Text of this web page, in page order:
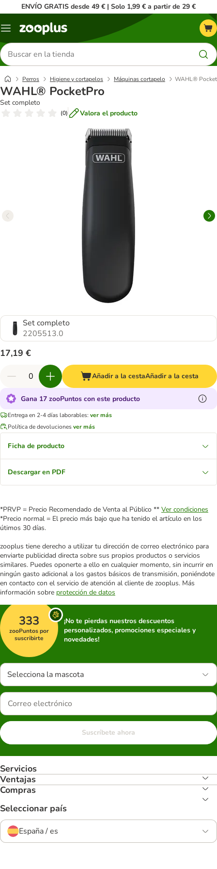
ENVÍO GRATIS desde 49 € | Solo 1,99 € a partir de 29 €
Menú
Buscar
productos
Perros Higiene y cortapelos Máquinas cortapelo WAHL®
WAHL® PocketPro
Set completo
(0) Valora el producto
Set completo
2205513.0
17,19 €
Añadir a la cestaAñadir a la cesta
Gana 17 zooPuntos con este producto
Entrega en 2-4 días laborables: ver más
Política de devolucionesver más
Ficha de producto
Descargar en PDF
*PRVP = Precio Recomendado de Venta al Público ** Ver condiciones
*Precio normal = El precio más bajo que ha tenido el artículo en los
útimos 30 días.
zooplus tiene derecho a utilizar tu dirección de correo electrónico para
enviarte publicidad directa sobre sus propios productos o servicios
similares. Puedes oponerte a ello en cualquier momento, sin incurrir en
ningún gasto adicional a los gastos básicos de transmisión, poniéndote
en contacto con el servicio de atención al cliente de zooplus. Más
información sobre protección de datos
333
zooPuntos por
suscribirte
¡No te pierdas nuestros descuentos
personalizados, promociones especiales y
novedades!
Selecciona la mascota
Suscríbete ahora
Servicios
Ventajas
Compras
Seleccionar país
España / es